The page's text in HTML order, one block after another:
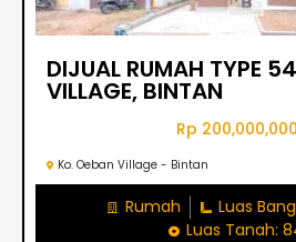
DIJUAL RUMAH TYPE
VILLAGE, BINTAN
Rp
Ko. Oeban Village - Bintan
Rumah
Luas
Luas Tanah: